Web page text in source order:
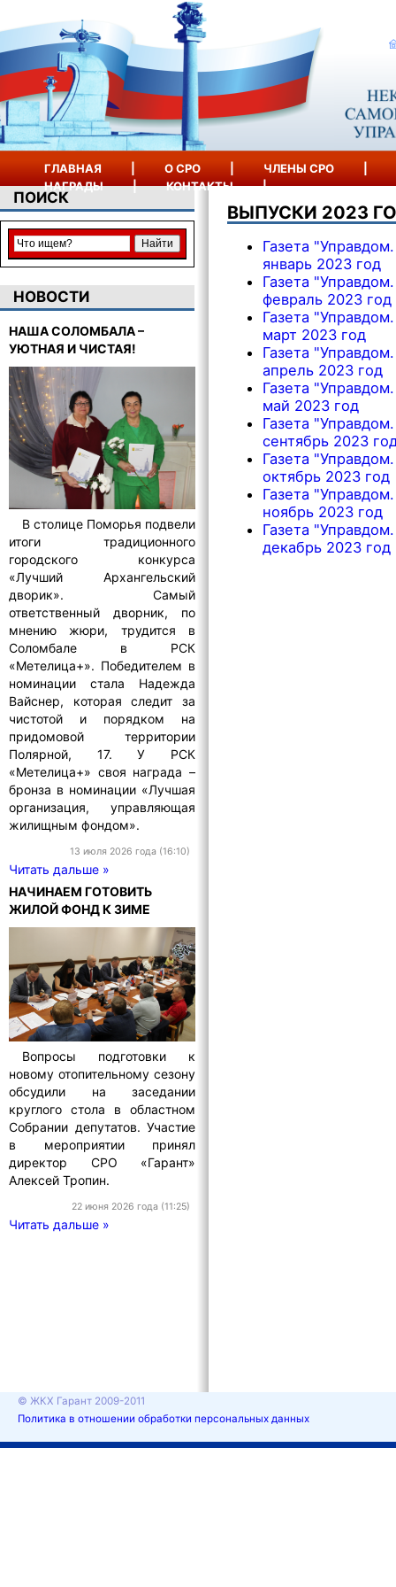
ГЛАВНАЯ О СРО ЧЛЕНЫ СРО
НАГРАДЫ
| КОНТАКТЫ |
ПОИСК
НОВОСТИ
НАША СОЛОМБАЛА –
УЮТНАЯ И ЧИСТАЯ!
В столице Поморья подвели
итоги традиционного
городского конкурса
«Лучший Архангельский
дворик». Самый
ответственный дворник, по
мнению жюри, трудится в
Соломбале в РСК
«Метелица+». Победителем в
номинации стала Надежда
Вайснер, которая следит за
чистотой и порядком на
придомовой территории
Полярной, 17. У РСК
«Метелица+» своя награда –
бронза в номинации «Лучшая
организация, управляющая
жилищным фондом».
13 июля 2026 года (16:10)
Читать дальше »
НАЧИНАЕМ ГОТОВИТЬ
ЖИЛОЙ ФОНД К ЗИМЕ
Вопросы подготовки к
новому отопительному сезону
обсудили на заседании
круглого стола в областном
Собрании депутатов. Участие
в мероприятии принял
директор СРО «Гарант»
Алексей Тропин.
22 июня 2026 года (11:25)
Читать дальше »
ВЫПУСКИ 2023
Газета
январь 2023 год
Газета
февраль 2023 год
Газета
март 2023 год
Газета
апрель 2023 год
Газета
май 2023 год
Газета
сентябрь 2023
Газета
октябрь 2023 год
Газета
ноябрь 2023 год
Газета
декабрь 2023 год
© ЖКХ Гарант 2009-2011
Политика в отношении обработки персональных данных